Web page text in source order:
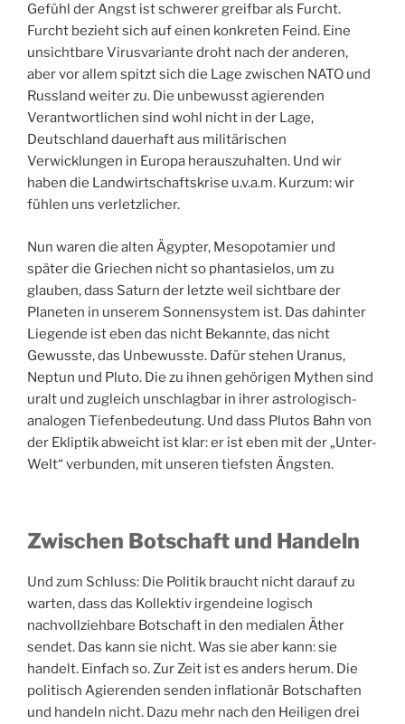
Gefühl der Angst ist schwerer greifbar als Furcht.
Furcht bezieht sich auf einen konkreten Feind. Eine
unsichtbare Virusvariante droht nach der anderen,
aber vor allem spitzt sich die Lage zwischen NATO und
Russland weiter zu. Die unbewusst agierenden
Verantwortlichen sind wohl nicht in der Lage,
Deutschland dauerhaft aus militärischen
Verwicklungen in Europa herauszuhalten. Und wir
haben die Landwirtschaftskrise u.v.a.m. Kurzum: wir
fühlen uns verletzlicher.
Nun waren die alten Ägypter, Mesopotamier und
später die Griechen nicht so phantasielos, um zu
glauben, dass Saturn der letzte weil sichtbare der
Planeten in unserem Sonnensystem ist. Das dahinter
Liegende ist eben das nicht Bekannte, das nicht
Gewusste, das Unbewusste. Dafür stehen Uranus,
Neptun und Pluto. Die zu ihnen gehörigen Mythen sind
uralt und zugleich unschlagbar in ihrer astrologisch-
analogen Tiefenbedeutung. Und dass Plutos Bahn von
der Ekliptik abweicht ist klar: er ist eben mit der „Unter-
Welt“ verbunden, mit unseren tiefsten Ängsten.
Zwischen Botschaft und Handeln
Und zum Schluss: Die Politik braucht nicht darauf zu
warten, dass das Kollektiv irgendeine logisch
nachvollziehbare Botschaft in den medialen Äther
sendet. Das kann sie nicht. Was sie aber kann: sie
handelt. Einfach so. Zur Zeit ist es anders herum. Die
politisch Agierenden senden inflationär Botschaften
und handeln nicht. Dazu mehr nach den Heiligen drei